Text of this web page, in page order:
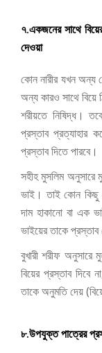
৭.একজনের সাথে
দেওয়া
কোন নারীর যখন অন্য
অন্য কারও সাথে বিয়ে
শরীয়তে নিষিদ্ধ।
প্রস্তাব প্রত্যাহার
প্রস্তাব দিতে পারবে।
সহীহ মুসলিম অনুসারে
ভাই। তাই কোন কিছু
দাম হাকানো বা এক
ভাইয়ের তাকে
বুখারী শরীফ অনুসারে
বিয়ের প্রস্তাব দিবে
তাকে অনুমতি দেয়
৮.উপযুক্ত পাত্রের